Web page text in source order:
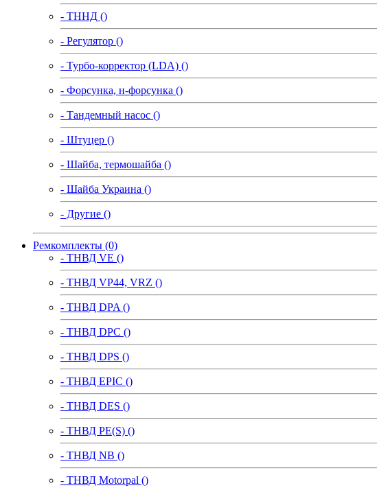
- ТННД ()
- Регулятор ()
- Турбо-корректор (LDA) ()
- Форсунка, н-форсунка ()
- Тандемный насос ()
- Штуцер ()
- Шайба, термошайба ()
- Шайба Украина ()
- Другие ()
Ремкомплекты (0)
- ТНВД VE ()
- ТНВД VP44, VRZ ()
- ТНВД DPA ()
- ТНВД DPC ()
- ТНВД DPS ()
- ТНВД EPIC ()
- ТНВД DES ()
- ТНВД PE(S) ()
- ТНВД NB ()
- ТНВД Motorpal ()